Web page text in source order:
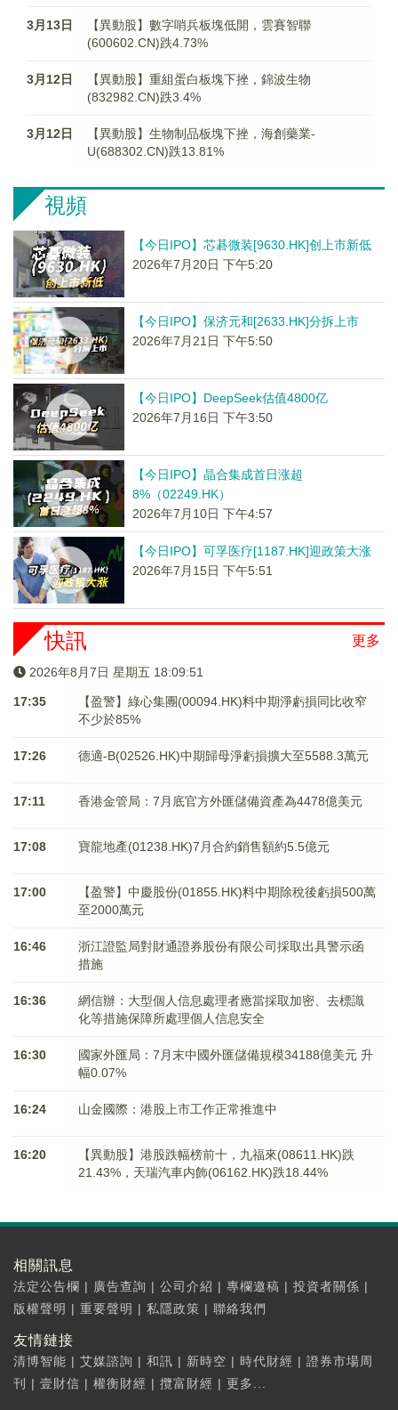
3月13日
【異動股】數字哨兵板塊低開，雲賽智聯
(600602.CN)跌4.73%
3月12日
【異動股】重組蛋白板塊下挫，錦波生物
(832982.CN)跌3.4%
3月12日
【異動股】生物制品板塊下挫，海創藥業-
U(688302.CN)跌13.81%
視頻
【今日IPO】芯碁微装[9630.HK]创上市新低
2026年7月20日 下午5:20
【今日IPO】保济元和[2633.HK]分拆上市
2026年7月21日 下午5:50
【今日IPO】DeepSeek估值4800亿
2026年7月16日 下午3:50
【今日IPO】晶合集成首日涨超
8%（02249.HK）
2026年7月10日 下午4:57
【今日IPO】可孚医疗[1187.HK]迎政策大涨
2026年7月15日 下午5:51
更多
快訊
2026年8月7日 星期五 18:09:51
17:35
【盈警】綠心集團(00094.HK)料中期淨虧損同比收窄
不少於85%
17:26 德適-B(02526.HK)中期歸母淨虧損擴大至5588.3萬元
17:11 香港金管局：7月底官方外匯儲備資產為4478億美元
17:08 寶龍地產(01238.HK)7月合約銷售額約5.5億元
17:00
【盈警】中慶股份(01855.HK)料中期除稅後虧損500萬
至2000萬元
16:46
浙江證監局對財通證券股份有限公司採取出具警示函
措施
16:36
網信辦：大型個人信息處理者應當採取加密、去標識
化等措施保障所處理個人信息安全
16:30
國家外匯局：7月末中國外匯儲備規模34188億美元 升
幅0.07%
16:24 山金國際：港股上市工作正常推進中
16:20
【異動股】港股跌幅榜前十，九福來(08611.HK)跌
21.43%，天瑞汽車内飾(06162.HK)跌18.44%
相關訊息
法定公告欄 | 廣告查詢 | 公司介紹 | 專欄邀稿 | 投資者關係 |
版權聲明 | 重要聲明 | 私隱政策 | 聯絡我們
友情鏈接
清博智能 | 艾媒諮詢 | 和訊 | 新時空 | 時代財經 | 證券市場周
刊
| 壹財信 | 權衡財經 | 攬富財經 | 更多...